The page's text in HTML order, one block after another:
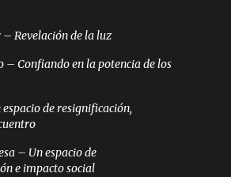
Revelación de la luz
– Confiando en la potencia de los
de resignificación,
– Un espacio de
e impacto social